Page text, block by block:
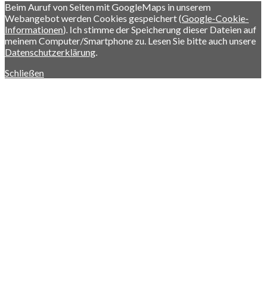
Beim Auruf von Seiten mit GoogleMaps in unserem
Webangebot werden Cookies gespeichert (Google-Cookie-
Informationen). Ich stimme der Speicherung dieser Dateien auf
meinem Computer/Smartphone zu. Lesen Sie bitte auch unsere
Datenschutzerklärung.
Schließen